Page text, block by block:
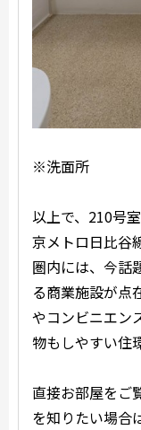
※洗面所
以上で、210号
京メトロ日比谷
圏内には、今話
る商業施設が点
やコンビニエン
物もしやすい住
直接お部屋をご
を知りたい場合